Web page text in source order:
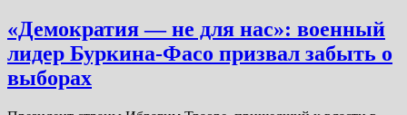
«Демократия — не для нас»: военный
лидер Буркина-Фасо призвал забыть о
выборах